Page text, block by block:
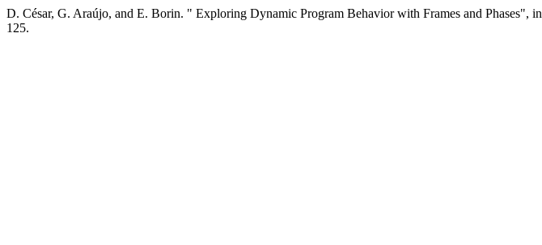
D. César, G. Araújo, and E. Borin. " Exploring Dynamic Program Behavior with Frames and Phases", in
125.